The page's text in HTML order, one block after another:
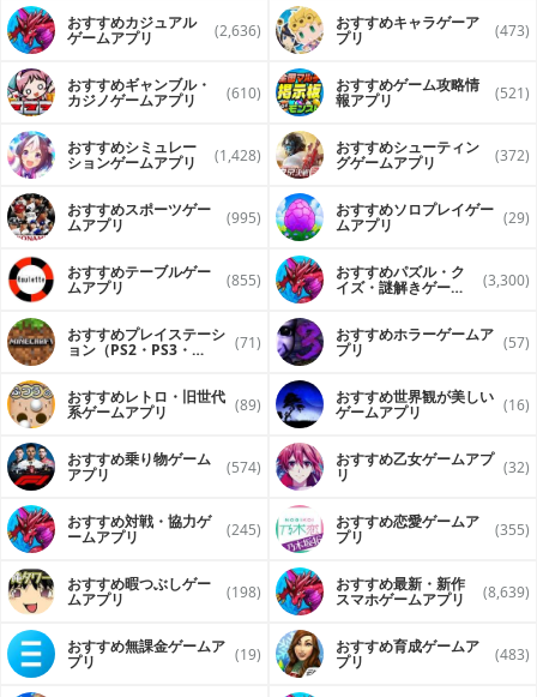
おすすめカジュアル
ゲームアプリ (2,636) おすすめキャラゲーア
プリ (473)
おすすめギャンブル・
カジノゲームアプリ (610) おすすめゲーム攻略情
報アプリ (521)
おすすめシミュレー
ションゲームアプリ (1,428) おすすめシューティン
グゲームアプリ (372)
おすすめスポーツゲー
ムアプリ (995) おすすめソロプレイゲー
ムアプリ (29)
おすすめテーブルゲー
ムアプリ (855) おすすめパズル・ク
イズ・謎解きゲーム (3,300)
おすすめプレイステーシ
ョン（PS2・PS3・ (71) おすすめホラーゲームア
プリ (57)
おすすめレトロ・旧世代
系ゲームアプリ (89) おすすめ世界観が美しい
ゲームアプリ (16)
おすすめ乗り物ゲーム
アプリ (574) おすすめ乙女ゲームアプ
リ (32)
おすすめ対戦・協力ゲ
ームアプリ (245) おすすめ恋愛ゲームア
プリ (355)
おすすめ暇つぶしゲー
ムアプリ (198) おすすめ最新・新作
スマホゲームアプリ (8,639)
おすすめ無課金ゲームア
プリ (19) おすすめ育成ゲームア
プリ (483)